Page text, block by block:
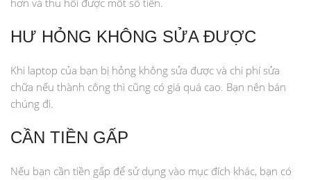
hơn và thu hồi được mốt số tiền.
HƯ HỎNG KHÔNG SỬA ĐƯỢC
Khi laptop của bạn bị hỏng không sửa được và chi phí sửa
chữa nếu thành công thì cũng có giá quá cao. Bạn nên bán
chúng đi.
CẦN TIỀN GẤP
Nếu bạn cần tiền gấp để sử dụng vào mục đích khác, bạn có